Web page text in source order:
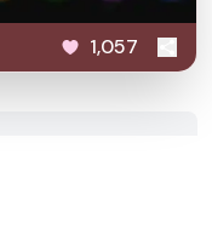
1,057